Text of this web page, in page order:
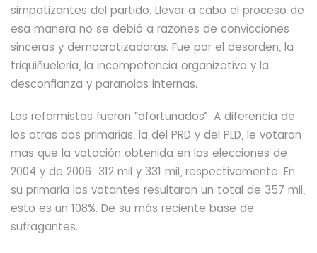
simpatizantes del partido. Llevar a cabo el proceso de
esa manera no se debió a razones de convicciones
sinceras y democratizadoras. Fue por el desorden, la
triquiñueleria, la incompetencia organizativa y la
desconfianza y paranoias internas.
Los reformistas fueron “afortunados”. A diferencia de
los otras dos primarias, la del PRD y del PLD, le votaron
mas que la votación obtenida en las elecciones de
2004 y de 2006: 312 mil y 331 mil, respectivamente. En
su primaria los votantes resultaron un total de 357 mil,
esto es un 108%. De su más reciente base de
sufragantes.